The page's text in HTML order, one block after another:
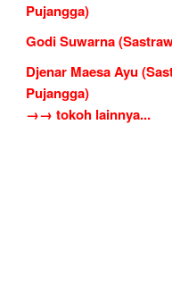
Pujangga)
Godi Suwarna
Djenar Maesa Ayu
Pujangga)
→→ tokoh lainnya...